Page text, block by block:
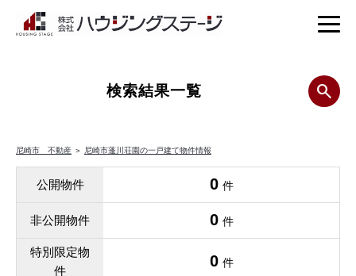
検索結果一覧
尼崎市 不動産 ＞ 尼崎市蓬川荘園の一戸建て物件情報
公開物件 0 件
非公開物件 0 件
特別限定物
件
0 件